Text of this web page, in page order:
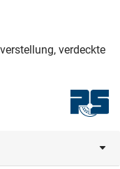
verdeckte